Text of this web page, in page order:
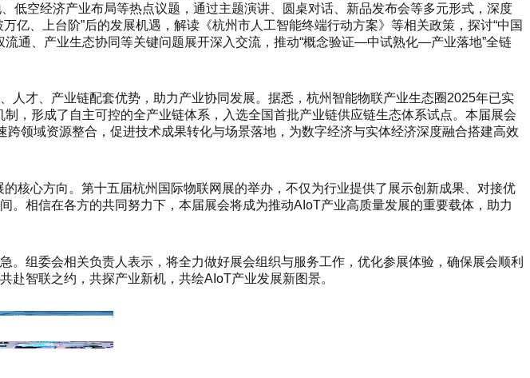
空经济产业布局等热点议题，通过主题演讲、圆桌对话、新品发布会等多元形式，深度
、上台阶”后的发展机遇，解读《杭州市人工智能终端行动方案》等相关政策，探讨“中国
通、产业生态协同等关键问题展开深入交流，推动“概念验证—中试熟化—产业落地”全链
才、产业链配套优势，助力产业协同发展。据悉，杭州智能物联产业生态圈2025年已实
，形成了自主可控的全产业链体系，入选全国首批产业链供应链生态体系试点。本届展会
领域资源整合，促进技术成果转化与场景落地，为数字经济与实体经济深度融合搭建高效
核心方向。第十五届杭州国际物联网展的举办，不仅为行业提供了展示创新成果、对接优
相信在各方的共同努力下，本届展会将成为推动AIoT产业高质量发展的重要载体，助力
组委会相关负责人表示，将全力做好展会组织与服务工作，优化参展体验，确保展会顺利
智联之约，共探产业新机，共绘AIoT产业发展新图景。